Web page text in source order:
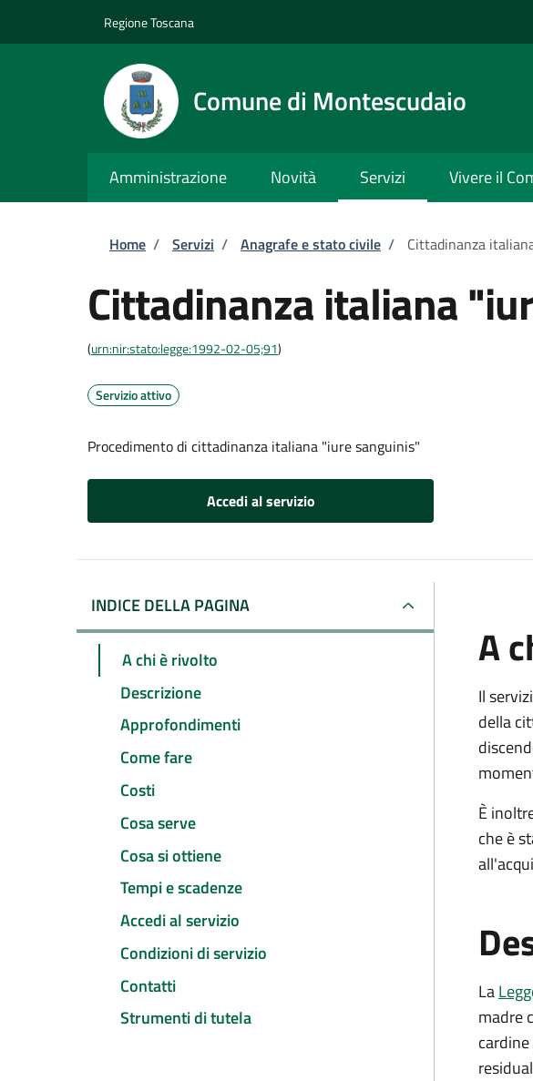
Regione Toscana
Comune di Montescudaio
Amministrazione Novità Servizi Vivere il
Briciole di pane
Home / Servizi / Anagrafe e stato civile / Cittadinanza
Cittadinanza italiana
(urn:nir:stato:legge:1992-02-05;91)
Servizio attivo
Procedimento di cittadinanza italiana "iure sanguinis"
Accedi al servizio
INDICE DELLA PAGINA
A chi è rivolto
Descrizione
Approfondimenti
Come fare
Costi
Cosa serve
Cosa si ottiene
Tempi e scadenze
Accedi al servizio
Condizioni di servizio
Contatti
Strumenti di tutela
A
Il
della
È
che è
La
madre